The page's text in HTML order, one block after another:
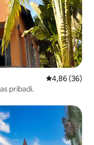
Nilai rata-rata
4,86 (36)
pribadi.